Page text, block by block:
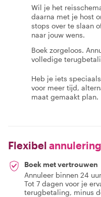
Wil je het
daarna met je host
stops over te slaan
naar jouw wens.
Boek zorgeloos.
volledige
Heb je iets
voor meer tijd,
maat gemaakt plan.
Flexibel
Boek met vertrouwen
Annuleer binnen 24
Tot 7 dagen voor je
terugbetaling, minus